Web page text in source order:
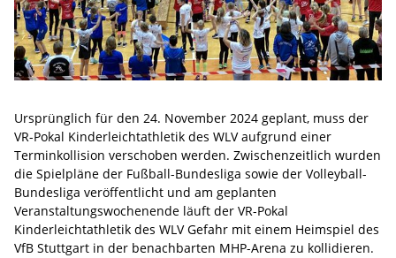
Ursprünglich für den 24. November 2024 geplant, muss der
VR-Pokal Kinderleichtathletik des WLV aufgrund einer
Terminkollision verschoben werden. Zwischenzeitlich wurden
die Spielpläne der Fußball-Bundesliga sowie der Volleyball-
Bundesliga veröffentlicht und am geplanten
Veranstaltungswochenende läuft der VR-Pokal
Kinderleichtathletik des WLV Gefahr mit einem Heimspiel des
VfB Stuttgart in der benachbarten MHP-Arena zu kollidieren.